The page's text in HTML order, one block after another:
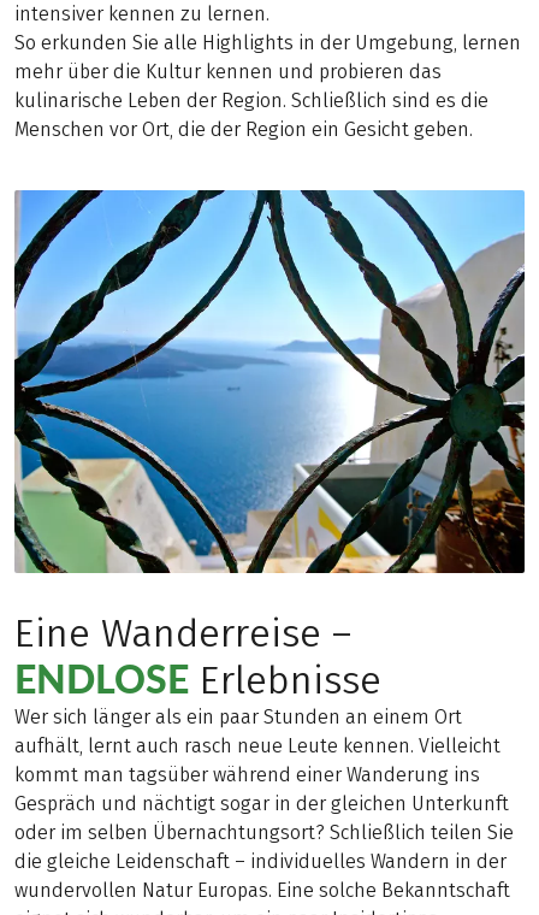
intensiver kennen zu lernen.
So erkunden Sie alle Highlights in der Umgebung, lernen
mehr über die Kultur kennen und probieren das
kulinarische Leben der Region. Schließlich sind es die
Menschen vor Ort, die der Region ein Gesicht geben.
Eine Wanderreise –
ENDLOSE Erlebnisse
Wer sich länger als ein paar Stunden an einem Ort
aufhält, lernt auch rasch neue Leute kennen. Vielleicht
kommt man tagsüber während einer Wanderung ins
Gespräch und nächtigt sogar in der gleichen Unterkunft
oder im selben Übernachtungsort? Schließlich teilen Sie
die gleiche Leidenschaft – individuelles Wandern in der
wundervollen Natur Europas. Eine solche Bekanntschaft